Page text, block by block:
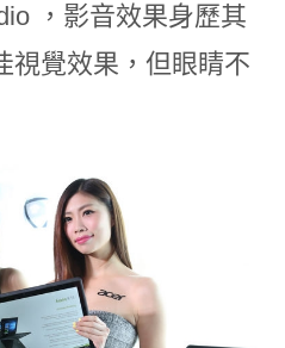
，影音效果身歷其
視覺效果，但眼睛不